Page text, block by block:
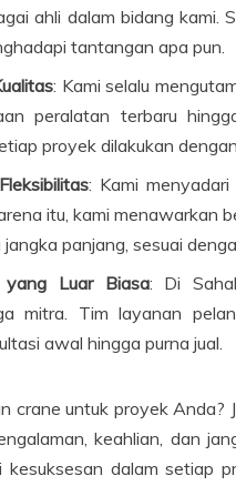
ahli dalam bidang kami.
tantangan apa pun.
: Kami selalu
peralatan terbaru
proyek dilakukan
: Kami
itu, kami menawarkan
panjang, sesuai
yang Luar Biasa: Di
mitra. Tim layanan
awal hingga purna jual.
crane untuk proyek Anda?
keahlian, dan
dalam setiap